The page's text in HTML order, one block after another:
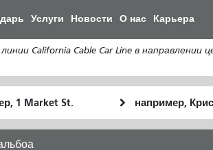
к
общему
содержанию
Услуги Новости О нас Карьера
Cable Car Line в направлении
окончания